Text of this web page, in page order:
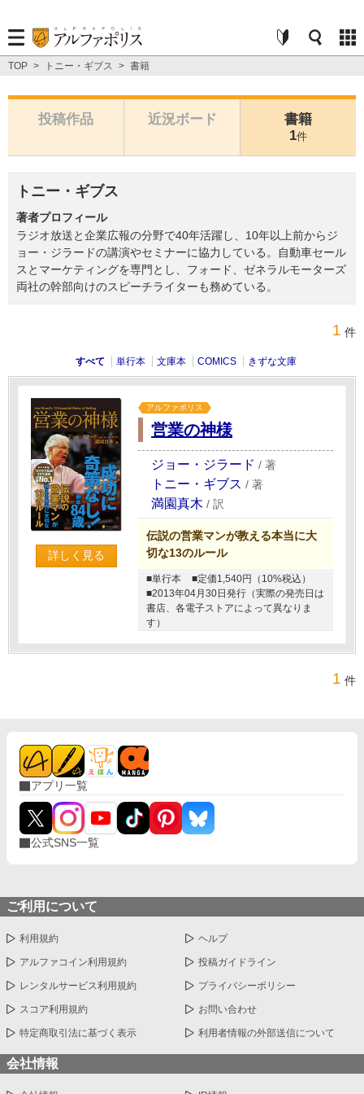
TOP > トニー・ギブス > 書籍
投稿作品 近況ボード
書籍
1件
トニー・ギブス
著者プロフィール
ラジオ放送と企業広報の分野で40年活躍し、10年以上前からジ
ョー・ジラードの講演やセミナーに協力している。自動車セール
スとマーケティングを専門とし、フォード、ゼネラルモーターズ
両社の幹部向けのスピーチライターも務めている。
1 件
すべて 単行本 文庫本 COMICS きずな文庫
詳しく見る
アルファポリス
営業の神様
ジョー・ジラード / 著
トニー・ギブス / 著
満園真木 / 訳
伝説の営業マンが教える本当に大
切な13のルール
■単行本
■定価1,540円（10%税込）
■2013年04月30日発行（実際の発売日は
書店、各電子ストアによって異なりま
す）
1 件
アプリ一覧
公式SNS一覧
ご利用について
利用規約 ヘルプ
アルファコイン利用規約 投稿ガイドライン
レンタルサービス利用規約 プライバシーポリシー
スコア利用規約 お問い合わせ
特定商取引法に基づく表示 利用者情報の外部送信について
会社情報